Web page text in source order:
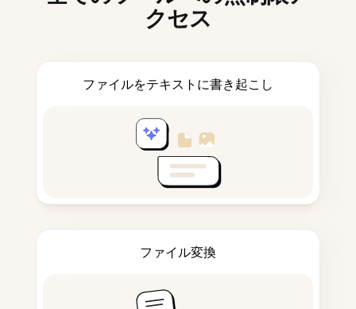
クセス
ファイルをテキストに書き起こし
ファイル変換